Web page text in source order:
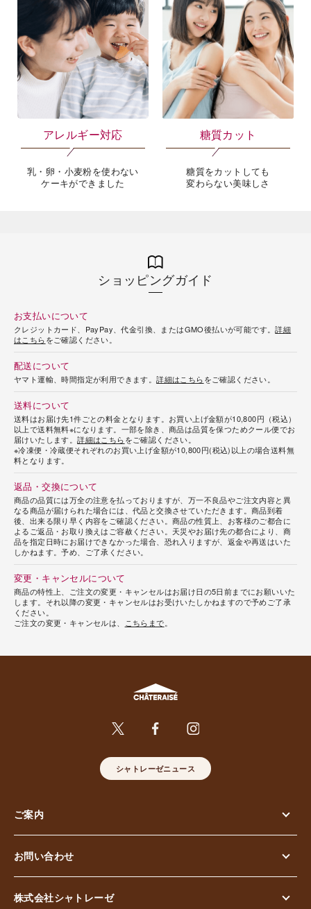
アレルギー対応
乳・卵・小麦粉を使わない
ケーキができました
糖質カット
糖質をカットしても
変わらない美味しさ
ショッピングガイド
お支払いについて
クレジットカード、PayPay、代金引換、またはGMO後払いが可能です。詳細
はこちらをご確認ください。
配送について
ヤマト運輸、時間指定が利用できます。詳細はこちらをご確認ください。
送料について
送料はお届け先1件ごとの料金となります。お買い上げ金額が10,800円（税込）
以上で送料無料※になります。一部を除き、商品は品質を保つためクール便でお
届けいたします。詳細はこちらをご確認ください。
※冷凍便・冷蔵便それぞれのお買い上げ金額が10,800円(税込)以上の場合送料無
料となります。
返品・交換について
商品の品質には万全の注意を払っておりますが、万一不良品やご注文内容と異
なる商品が届けられた場合には、代品と交換させていただきます。商品到着
後、出来る限り早く内容をご確認ください。商品の性質上、お客様のご都合に
よるご返品・お取り換えはご容赦ください。天災やお届け先の都合により、商
品を指定日時にお届けできなかった場合、恐れ入りますが、返金や再送はいた
しかねます。予め、ご了承ください。
変更・キャンセルについて
商品の特性上、ご注文の変更・キャンセルはお届け日の5日前までにお願いいた
します。それ以降の変更・キャンセルはお受けいたしかねますので予めご了承
ください。
ご注文の変更・キャンセルは、
こちらまで
シャトレーゼニュース
ご案内
お問い合わせ
株式会社シャトレーゼ